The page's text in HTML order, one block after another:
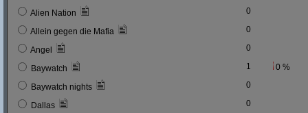
Alien Nation 0
Allein gegen die Mafia 0
Angel 0
Baywatch 1 0 %
Baywatch nights 0
Dallas 0